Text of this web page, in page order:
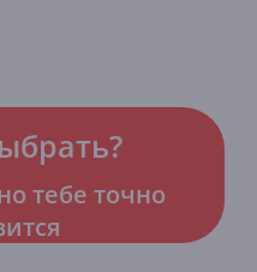
тебе точно